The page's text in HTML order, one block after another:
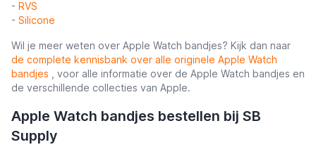
- RVS
- Silicone
Wil je meer weten over Apple Watch bandjes? Kijk dan naar
de complete kennisbank over alle originele Apple Watch
bandjes
, voor alle informatie over de Apple Watch bandjes en
de verschillende collecties van Apple.
Apple Watch bandjes bestellen bij SB
Supply